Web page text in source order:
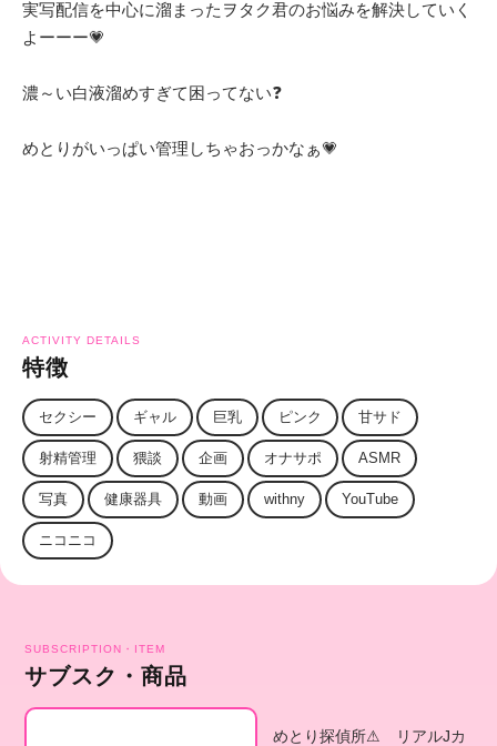
実写配信を中心に溜まったヲタク君のお悩みを解決していく
よーーー💗
濃～い白液溜めすぎて困ってない❓
めとりがいっぱい管理しちゃおっかなぁ💗
ACTIVITY DETAILS
特徴
セクシー ギャル 巨乳 ピンク 甘サド
射精管理 猥談 企画 オナサポ ASMR
写真 健康器具 動画 withny YouTube
ニコニコ
SUBSCRIPTION・ITEM
サブスク・商品
めとり探偵所⚠ リアルJカ